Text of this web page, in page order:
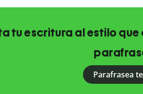
tu escritura al estilo
Parafrasea